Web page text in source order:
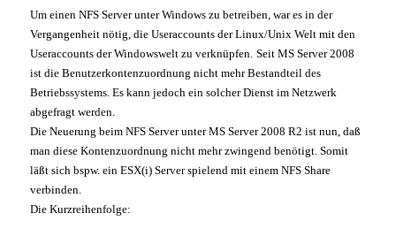
Um einen NFS Server unter Windows zu betreiben, war es in der
Vergangenheit nötig, die Useraccounts der Linux/Unix Welt mit den
Useraccounts der Windowswelt zu verknüpfen. Seit MS Server 2008
ist die Benutzerkontenzuordnung nicht mehr Bestandteil des
Betriebssystems. Es kann jedoch ein solcher Dienst im Netzwerk
abgefragt werden.
Die Neuerung beim NFS Server unter MS Server 2008 R2 ist nun, daß
man diese Kontenzuordnung nicht mehr zwingend benötigt. Somit
läßt sich bspw. ein ESX(i) Server spielend mit einem NFS Share
verbinden.
Die Kurzreihenfolge: